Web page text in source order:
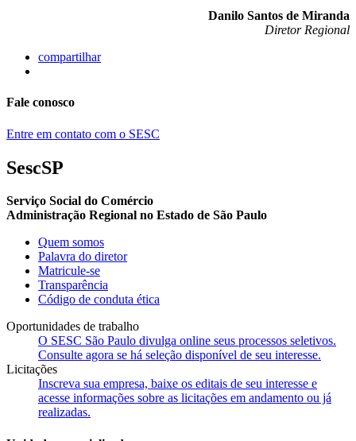
Danilo Santos de Miranda
Diretor Regional
compartilhar
Fale conosco
Entre em contato com o SESC
SescSP
Serviço Social do Comércio
Administração Regional no Estado de São Paulo
Quem somos
Palavra do diretor
Matricule-se
Transparência
Código de conduta ética
Oportunidades de trabalho
O SESC São Paulo divulga online seus processos seletivos.
Consulte agora se há seleção disponível de seu interesse.
Licitações
Inscreva sua empresa, baixe os editais de seu interesse e
acesse informações sobre as licitações em andamento ou já
realizadas.